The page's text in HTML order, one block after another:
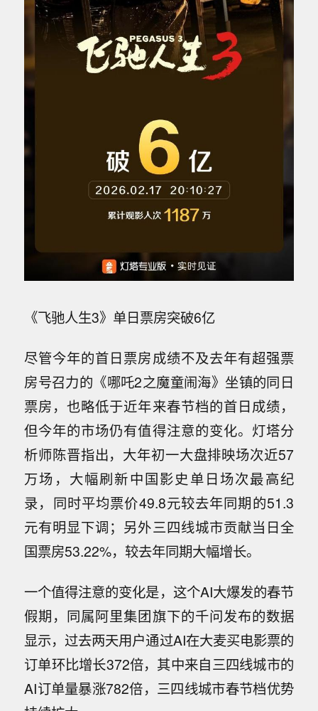
《飞驰人生3》单日票房突破6亿
尽管今年的首日票房成绩不及去年有超强票
房号召力的《哪吒2之魔童闹海》坐镇的同日
票房，也略低于近年来春节档的首日成绩，
但今年的市场仍有值得注意的变化。灯塔分
析师陈晋指出，大年初一大盘排映场次近57
万场，大幅刷新中国影史单日场次最高纪
录，同时平均票价49.8元较去年同期的51.3
元有明显下调；另外三四线城市贡献当日全
国票房53.22%，较去年同期大幅增长。
一个值得注意的变化是，这个AI大爆发的春节
假期，同属阿里集团旗下的千问发布的数据
显示，过去两天用户通过AI在大麦买电影票的
订单环比增长372倍，其中来自三四线城市的
AI订单量暴涨782倍，三四线城市春节档优势